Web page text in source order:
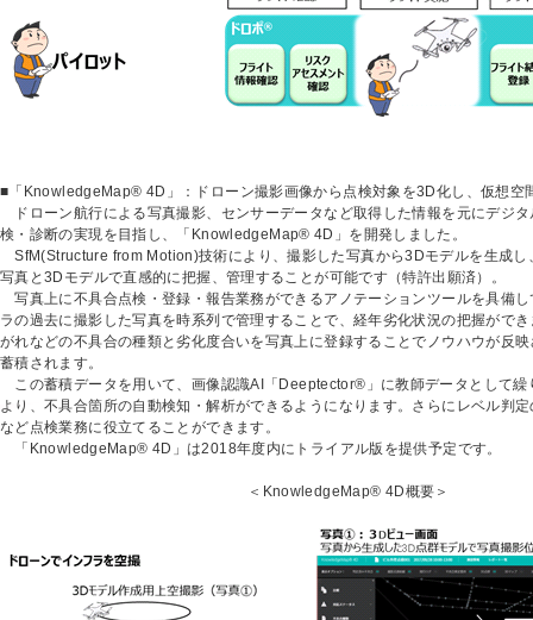
■「KnowledgeMap® 4D」：ドローン撮影画像から点検対象を3D化し、仮想空
ドローン航行による写真撮影、センサーデータなど取得した情報を元にデジ
検・診断の実現を目指し、「KnowledgeMap® 4D」を開発しました。
SfM(Structure from Motion)技術により、撮影した写真から3Dモデルを生成し
写真と3Dモデルで直感的に把握、管理することが可能です（特許出願済）。
写真上に不具合点検・登録・報告業務ができるアノテーションツールを具備
ラの過去に撮影した写真を時系列で管理することで、経年劣化状況の把握がで
がれなどの不具合の種類と劣化度合いを写真上に登録することでノウハウが反
蓄積されます。
この蓄積データを用いて、画像認識AI「Deeptector®」に教師データとして繰
より、不具合箇所の自動検知・解析ができるようになります。さらにレベル判
など点検業務に役立てることができます。
「KnowledgeMap® 4D」は2018年度内にトライアル版を提供予定です。
＜KnowledgeMap® 4D概要＞